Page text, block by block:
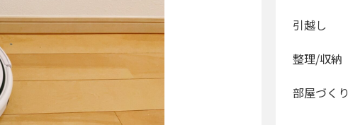
引越し
整理/収納
部屋づくり